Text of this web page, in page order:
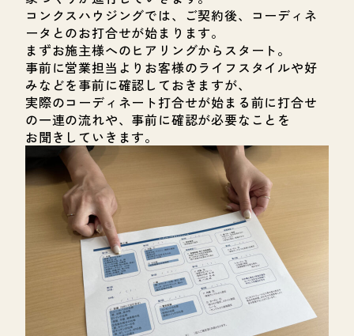
コンクスハウジングでは、ご契約後、コーディネ
ータとのお打合せが始まります。
まずお施主様へのヒアリングからスタート。
事前に営業担当よりお客様のライフスタイルや好
みなどを事前に確認しておきますが、
実際のコーディネート打合せが始まる前に打合せ
の一連の流れや、事前に確認が必要なことを
お聞きしていきます。